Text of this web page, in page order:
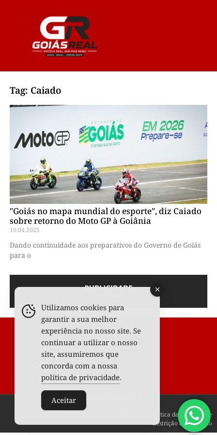
Tag: Caiado
"Goiás no mapa mundial do esporte", diz Caiado
sobre retorno do Moto GP à Goiânia
10.04.2025
Dando continuidade aos preparativos do Governo de Goiás
para o
Todos os Direitos Reservados © 2025
Política de privacidade
Restrição de conteúdo
Utilizamos cookies para
garantir a sua melhor
experiência no nosso site. Se
continuar a utilizar o nosso
site, assumiremos que
concorda com a nossa
política de privacidade.
Aceitar